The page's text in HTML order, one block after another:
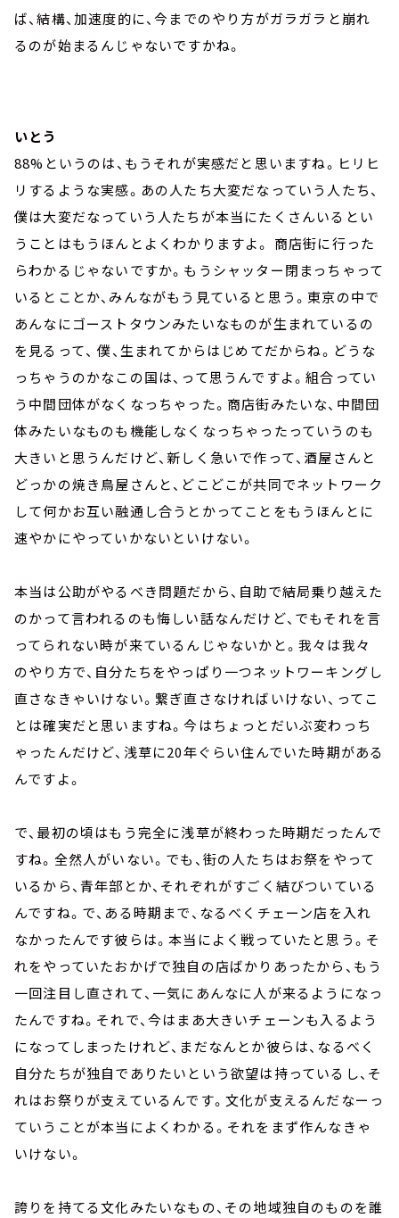
ば、結構、加速度的に、今までのやり方がガラガラと崩れ
るのが始まるんじゃないですかね。
いとう
88%というのは、もうそれが実感だと思いますね。ヒリヒ
リするような実感。あの人たち大変だなっていう人たち、
僕は大変だなっていう人たちが本当にたくさんいるとい
うことはもうほんとよくわかりますよ。 商店街に行った
らわかるじゃないですか。もうシャッター閉まっちゃって
いるとことか、みんながもう見ていると思う。東京の中で
あんなにゴーストタウンみたいなものが生まれているの
を見るって、 僕、生まれてからはじめてだからね。どうな
っちゃうのかなこの国は、って思うんですよ。組合ってい
う中間団体がなくなっちゃった。商店街みたいな、中間団
体みたいなものも機能しなくなっちゃったっていうのも
大きいと思うんだけど、新しく急いで作って、酒屋さんと
どっかの焼き鳥屋さんと、どこどこが共同でネットワーク
して何かお互い融通し合うとかってことをもうほんとに
速やかにやっていかないといけない。
本当は公助がやるべき問題だから、自助で結局乗り越えた
のかって言われるのも悔しい話なんだけど、でもそれを言
ってられない時が来ているんじゃないかと。我々は我々
のやり方で、自分たちをやっぱり一つネットワーキングし
直さなきゃいけない。繋ぎ直さなければいけない、ってこ
とは確実だと思いますね。今はちょっとだいぶ変わっち
ゃったんだけど、浅草に20年ぐらい住んでいた時期がある
んですよ。
で、最初の頃はもう完全に浅草が終わった時期だったんで
すね。全然人がいない。でも、街の人たちはお祭をやって
いるから、青年部とか、それぞれがすごく結びついている
んですね。で、ある時期まで、なるべくチェーン店を入れ
なかったんです彼らは。本当によく戦っていたと思う。そ
れをやっていたおかげで独自の店ばかりあったから、もう
一回注目し直されて、一気にあんなに人が来るようになっ
たんですね。それで、今はまあ大きいチェーンも入るよう
になってしまったけれど、まだなんとか彼らは、なるべく
自分たちが独自でありたいという欲望は持っているし、そ
れはお祭りが支えているんです。文化が支えるんだなーっ
ていうことが本当によくわかる。それをまず作んなきゃ
いけない。
誇りを持てる文化みたいなもの、その地域独自のものを誰